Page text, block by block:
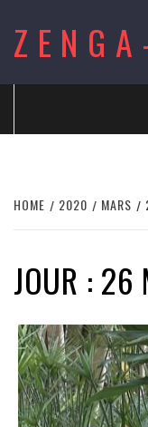
content
HOME 2020 MARS
JOUR : 26